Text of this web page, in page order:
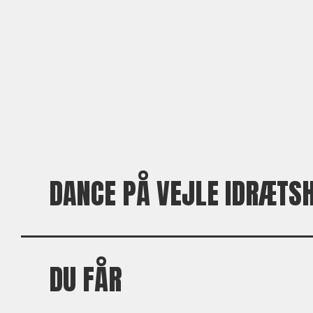
DANCE PÅ VEJLE
Besøg af gæsteinstruktør
DU FÅR